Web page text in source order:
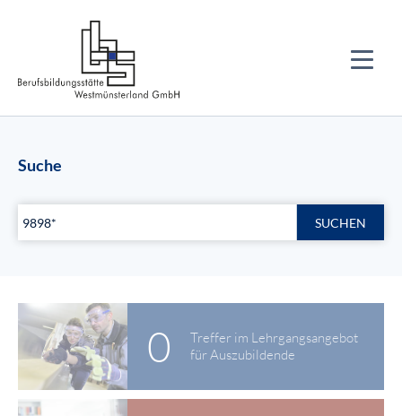
Suche
SUCHEN
0
Treffer im Lehrgangsangebot
für Auszubildende